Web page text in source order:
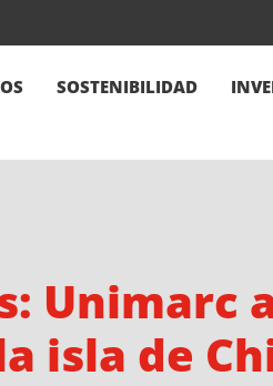
SOSTENIBILIDAD
Unimarc
isla de